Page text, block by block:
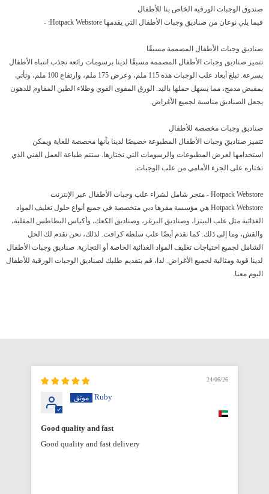
صندوق الوجبات الورقية الخاص بنا للأطفال
فيما يلي نوعان من صناديق وجبات الأطفال التي يقدمها Hotpack Webstore: -
صناديق وجبات الأطفال المصممة مسبقًا
تتميز صناديق وجبات الأطفال المصممة مسبقًا لدينا برسومات رائعة تجذب انتباه الأطفال
بسرعة. تبلغ أبعاد علب الوجبات هذه 115 ملم، وعرض 175 ملم، وارتفاع 100 ملم، وتأتي
بمقبض مدمج، مما يسهل حملها باليد. الورق المقوى القوي وطلاء الطين المقاوم للدهون
يجعل الصناديق مناسبة لجميع الأغراض.
صناديق وجبات مخصصة للأطفال
تتميز صناديق وجبات الأطفال المطبوعة خصيصًا لدينا بأنها مخصصة للغاية ويمكن
استخدامها لعرض المطبوعات والرسومات التي تختارها. ستتم طباعة العمل الفني الذي
تختاره على الجزء الأمامي من علب الوجبات.
Hotpack Webstore - متجر شامل لشراء علب وجبات الأطفال عبر الإنترنت
Hotpack Webstore هي مؤسسة مقرها دبي متخصصة في جميع أنواع حلول تغليف المواد
الغذائية مثل علب البيتزا، وصناديق البرغر، وصناديق الكعك، وأكياس البطاطس المقلية،
والقش، وما إلى ذلك. كما نقدم أيضًا علب سلطة كرافت. لذلك، نحن نقدم لك الحل
الشامل لجميع احتياجات تغليف المواد الغذائية الخاصة أو التجارية. صناديق وجبات الأطفال
لدينا قوية ومثالية لجميع الأغراض. لذا، قم بتقديم طلبك لصناديق الوجبات الورقية للأطفال
اليوم معنا.
24/06/26
Ruby
Good quality and fast
Good quality and fast delivery